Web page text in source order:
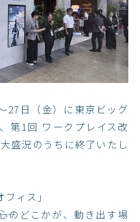
27日（金）に東京ビッグ
第1回 ワークプレイス改
盛況のうちに終了いたし
ィス」
心のどこかが、動き出す場